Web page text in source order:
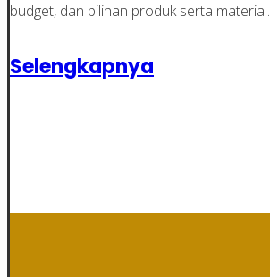
budget, dan pilihan produk serta material.
Selengkapnya